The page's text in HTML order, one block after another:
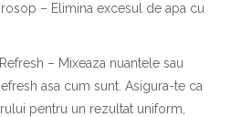
– Elimina excesul de apa cu
– Mixeaza nuantele sau
asa cum sunt. Asigura-te ca
pentru un rezultat uniform,